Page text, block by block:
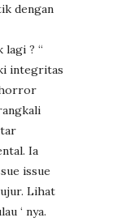
dengan
lagi ? “
integritas
Ia
issue
Lihat
‘ nya.